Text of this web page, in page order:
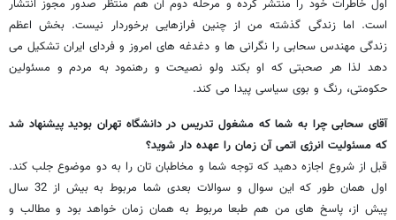
اول خاطرات خود را منتشر کرده و مرحله دوم آن هم منتظر صدور مجوز انتشار
است. اما زندگی گذشته من از چنین فرازهایی برخوردار نیست. بخش اعظم
زندگی مهندس سحابی را نگرانی ها و دغدغه های امروز و فردای ایران تشکیل می
دهد لذا هر صحبتی که او بکند ولو نصیحت و رهنمود به مردم و مسئولین
حکومتی، رنگ و بوی سیاسی پیدا می کند.
آقای سحابی چرا به شما که مشغول تدریس در دانشگاه تهران بودید پیشنهاد شد
که مسئولیت انرژی اتمی آن زمان را عهده دار شوید؟
قبل از شروع اجازه دهید که توجه شما و مخاطبان تان را به دو موضوع جلب کند.
اول همان طور که این سوال و سوالات بعدی شما مربوط به بیش از 32 سال
پیش از، پاسخ های من هم طبعا مربوط به همان زمان خواهد بود و مطالب و